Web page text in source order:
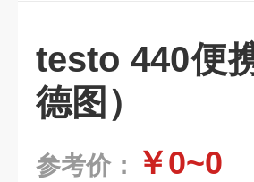
testo 440便
德图）
参考价： ￥0~0